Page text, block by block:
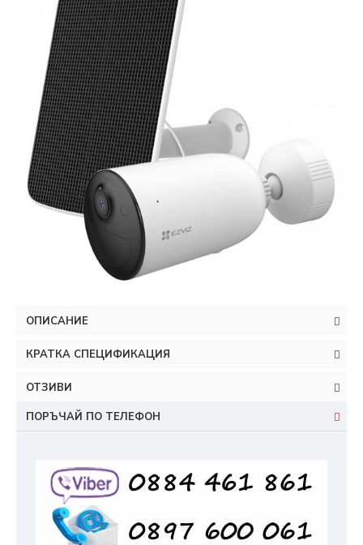
ОПИСАНИЕ
КРАТКА СПЕЦИФИКАЦИЯ
ОТЗИВИ
ПОРЪЧАЙ ПО ТЕЛЕФОН